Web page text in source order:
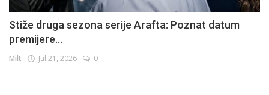
Stiže druga sezona serije Arafta: Poznat datum
premijere...
Milt Jul 21, 2026 0